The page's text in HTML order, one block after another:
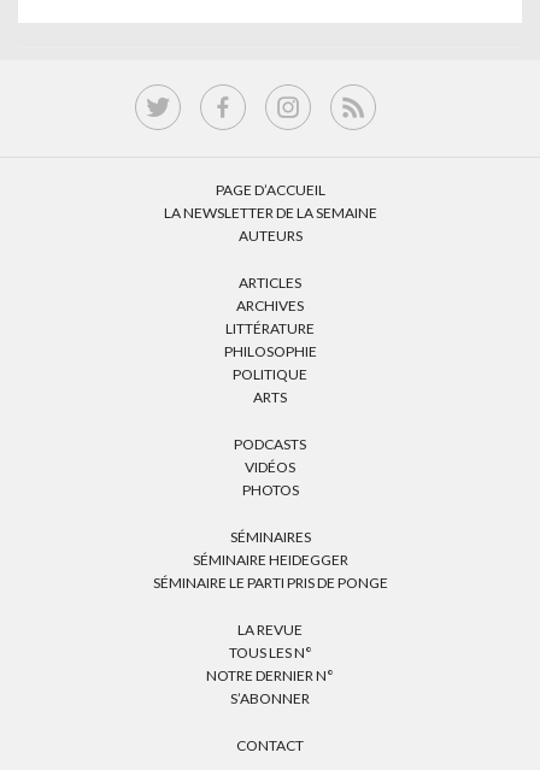
PAGE D’ACCUEIL
LA NEWSLETTER DE LA SEMAINE
AUTEURS
ARTICLES
ARCHIVES
LITTÉRATURE
PHILOSOPHIE
POLITIQUE
ARTS
PODCASTS
VIDÉOS
PHOTOS
SÉMINAIRES
SÉMINAIRE HEIDEGGER
SÉMINAIRE LE PARTI PRIS DE PONGE
LA REVUE
TOUS LES N°
NOTRE DERNIER N°
S’ABONNER
CONTACT